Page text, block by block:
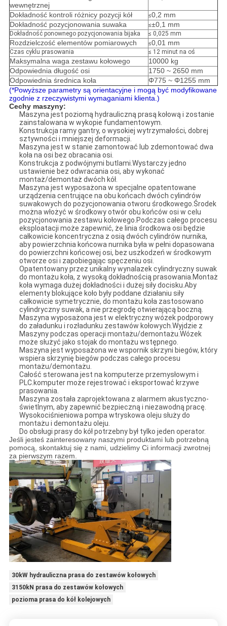
wewnętrznej
Dokładność kontroli różnicy pozycji kół ≤0,2 mm
Dokładność pozycjonowania suwaka
≤±0,1 mm
Dokładność ponownego pozycjonowania bijaka ≤ 0,025 mm
Rozdzielczość elementów pomiarowych ≤0,01 mm
Czas cyklu prasowania ≤ 12 minut na oś
Maksymalna waga zestawu kołowego
10000 kg
Odpowiednia długość osi
1750 ~ 2650 mm
Odpowiednia średnica koła
Φ775 ~ Φ1255 mm
(*Powyższe parametry są orientacyjne i mogą być modyfikowane
zgodnie z rzeczywistymi wymaganiami klienta.)
Cechy maszyny:
Maszyna jest poziomą hydrauliczną prasą kołową i zostanie
zainstalowana w wykopie fundamentowym.
Konstrukcja ramy gantry, o wysokiej wytrzymałości, dobrej
sztywności i mniejszej deformacji.
Maszyna jest w stanie zamontować lub zdemontować dwa
koła na osi bez obracania osi.
Konstrukcja z podwójnymi butlami.Wystarczy jedno
ustawienie bez odwracania osi, aby wykonać
montaż/demontaż dwóch kół.
Maszyna jest wyposażona w specjalne opatentowane
urządzenia centrujące na obu końcach dwóch cylindrów
suwakowych do pozycjonowania otworu środkowego.Środek
można włożyć w środkowy otwór obu końców osi w celu
pozycjonowania zestawu kołowego.Podczas całego procesu
eksploatacji może zapewnić, że linia środkowa osi będzie
całkowicie koncentryczna z osią dwóch cylindrów nurnika,
aby powierzchnia końcowa nurnika była w pełni dopasowana
do powierzchni końcowej osi, bez uszkodzeń w środkowym
otworze osi i zapobiegając spęczeniu osi.
Opatentowany przez unikalny wynalazek cylindryczny suwak
do montażu koła, z wysoką dokładnością prasowania.Montaż
koła wymaga dużej dokładności i dużej siły docisku.Aby
elementy blokujące koło były poddane działaniu siły
całkowicie symetrycznie, do montażu koła zastosowano
cylindryczny suwak, a nie przegrodę otwierającą boczną.
Maszyna wyposażona jest w elektryczny wózek podporowy
do załadunku i rozładunku zestawów kołowych.Wyjdzie z
Maszyny podczas operacji montażu/demontażu.Wózek
może służyć jako stojak do montażu wstępnego.
Maszyna jest wyposażona we wspornik skrzyni biegów, który
wspiera skrzynię biegów podczas całego procesu
montażu/demontażu.
Całość sterowana jest na komputerze przemysłowym i
PLC.komputer może rejestrować i eksportować krzywe
prasowania.
Maszyna została zaprojektowana z alarmem akustyczno-
świetlnym, aby zapewnić bezpieczną i niezawodną pracę.
Wysokociśnieniowa pompa wtryskowa oleju służy do
montażu i demontażu oleju.
Do obsługi prasy do kół potrzebny był tylko jeden operator.
Jeśli jesteś zainteresowany naszymi produktami lub potrzebną
pomocą, skontaktuj się z nami, udzielimy Ci informacji zwrotnej
za pierwszym razem.
30kW hydrauliczna prasa do zestawów kołowych
3150kN prasa do zestawów kołowych
pozioma prasa do kół kolejowych